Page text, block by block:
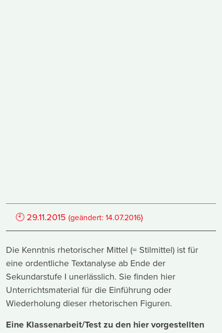
🕙 29.11.2015 (geändert:14.07.2016)
Die Kenntnis rhetorischer Mittel (= Stilmittel) ist für
eine ordentliche Textanalyse ab Ende der
Sekundarstufe I unerlässlich. Sie finden hier
Unterrichtsmaterial für die Einführung oder
Wiederholung dieser rhetorischen Figuren.
Eine Klassenarbeit/Test zu den hier vorgestellten